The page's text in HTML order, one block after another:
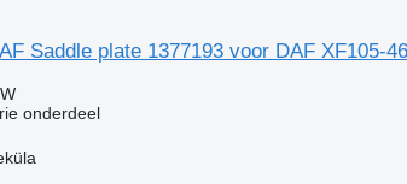
Saddle plate 1377193 voor DAF XF105-
onderdeel